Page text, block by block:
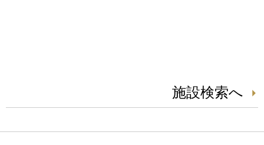
施設検索へ